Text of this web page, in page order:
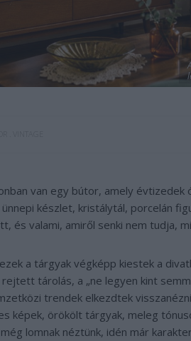
van egy bútor, amely évtizedek
készlet, kristálytál, porcelán
és valami, amiről senki nem tudja,
a tárgyak végképp kiestek a
rejtett tárolás, a „ne legyen kint
trendek elkezdtek
képek, örökölt tárgyak, meleg
lomnak néztünk, idén már